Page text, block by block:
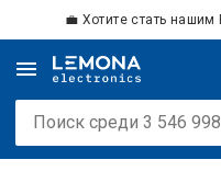
💼 Хотите стать нашим